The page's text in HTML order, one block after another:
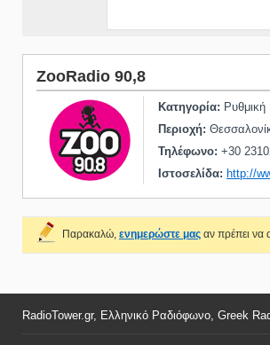
ZooRadio 90,8
Κατηγορία:
Περιοχή:
Τηλέφωνο: +30
Ιστοσελίδα: http://
Παρακαλώ, ενημερώστε μας αν πρέπει να
RadioTower.gr, Ελληνικό Ραδιόφωνο, Greek